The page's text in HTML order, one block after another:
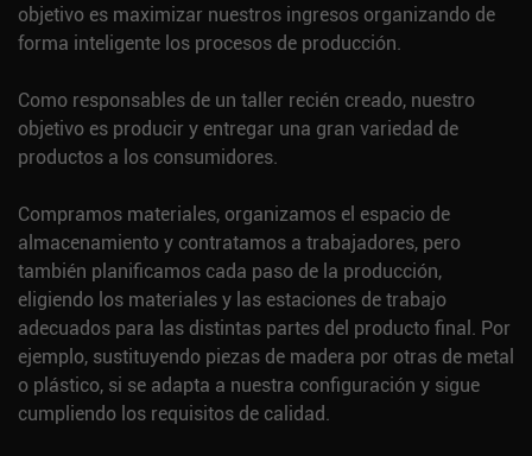
objetivo es maximizar nuestros ingresos organizando de
forma inteligente los procesos de producción.
Como responsables de un taller recién creado, nuestro
objetivo es producir y entregar una gran variedad de
productos a los consumidores.
Compramos materiales, organizamos el espacio de
almacenamiento y contratamos a trabajadores, pero
también planificamos cada paso de la producción,
eligiendo los materiales y las estaciones de trabajo
adecuados para las distintas partes del producto final. Por
ejemplo, sustituyendo piezas de madera por otras de metal
o plástico, si se adapta a nuestra configuración y sigue
cumpliendo los requisitos de calidad.